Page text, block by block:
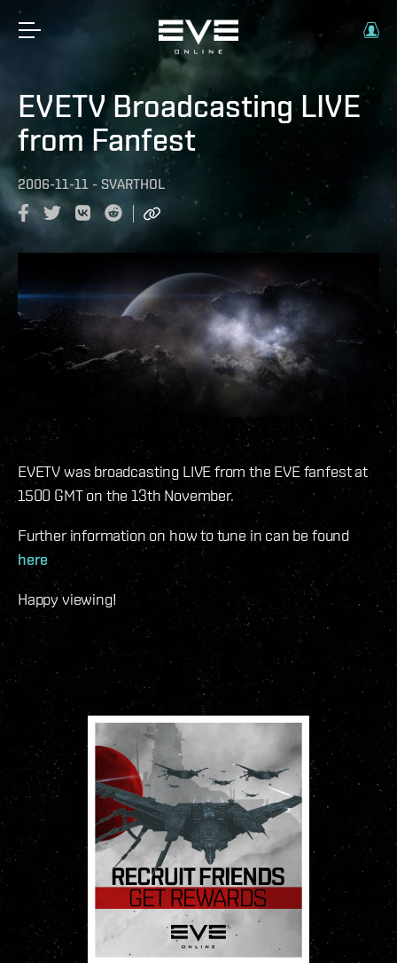
EVETV Broadcasting LIVE
from Fanfest
2006-11-11 - SVARTHOL
EVETV was broadcasting LIVE from the EVE fanfest at
1500 GMT on the 13th November.
Further information on how to tune in can be found
here
Happy viewing!